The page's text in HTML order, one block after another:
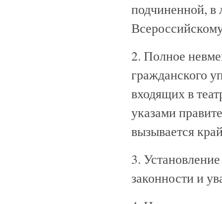
подчиненной, в
2. Полное
гражданского
входящих в
указами
вызывается
3.
законности и